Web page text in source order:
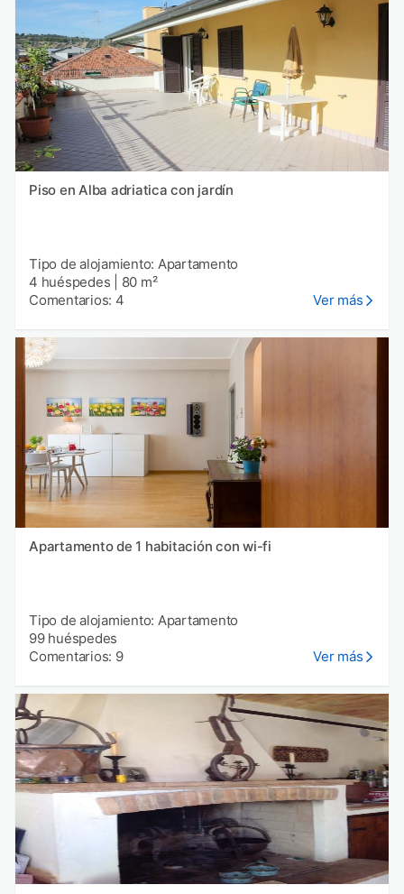
Piso en Alba adriatica con jardín
Tipo de alojamiento: Apartamento
4 huéspedes
80 m²
Comentarios: 4
Ver más
Apartamento de 1 habitación con wi-fi
Tipo de alojamiento: Apartamento
99 huéspedes
Comentarios: 9
Ver más